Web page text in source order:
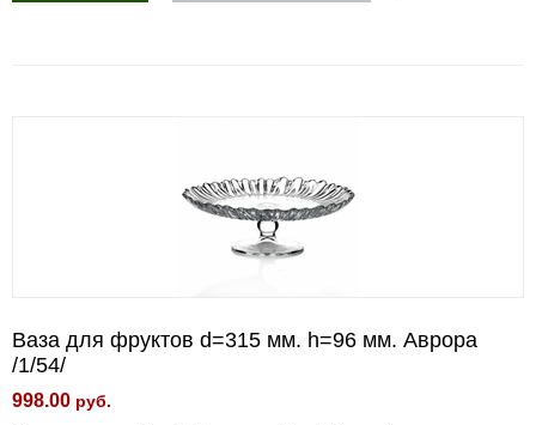
Ваза для фруктов d=315 мм. h=96 мм. Аврора
/1/54/
998.00 руб.